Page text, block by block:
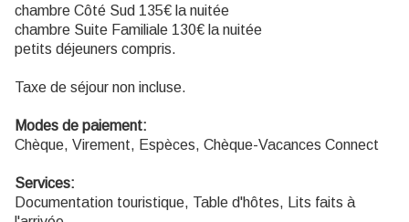
chambre Côté Sud 135€ la nuitée
chambre Suite Familiale 130€ la nuitée
petits déjeuners compris.
Taxe de séjour non incluse.
Modes de paiement:
Chèque, Virement, Espèces, Chèque-Vacances Connect
Services:
Documentation touristique, Table d'hôtes, Lits faits à